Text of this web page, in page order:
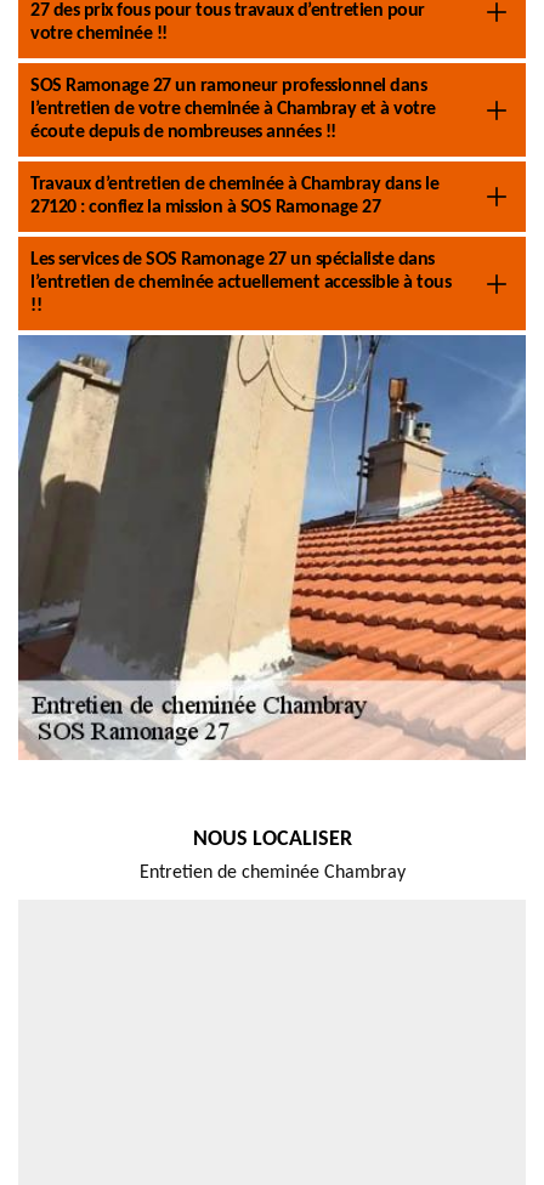
27 des prix fous pour tous travaux d’entretien pour
votre cheminée !!
SOS Ramonage 27 un ramoneur professionnel dans
l’entretien de votre cheminée à Chambray et à votre
écoute depuis de nombreuses années !!
Travaux d’entretien de cheminée à Chambray dans le
27120 : confiez la mission à SOS Ramonage 27
Les services de SOS Ramonage 27 un spécialiste dans
l’entretien de cheminée actuellement accessible à tous
!!
NOUS LOCALISER
Entretien de cheminée Chambray